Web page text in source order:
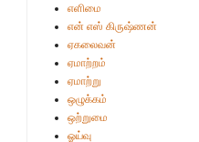
எளிமை
என் எஸ் கிருஷ்ணன்
ஏகலைவன்
ஏமாற்றம்
ஏமாற்று
ஒழுக்கம்
ஒற்றுமை
ஓய்வு